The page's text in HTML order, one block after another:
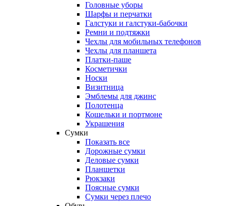
Головные уборы
Шарфы и перчатки
Галстуки и галстуки-бабочки
Ремни и подтяжки
Чехлы для мобильных телефонов
Чехлы для планшета
Платки-паше
Косметички
Носки
Визитница
Эмблемы для джинс
Полотенца
Кошельки и портмоне
Украшения
Сумки
Показать все
Дорожные сумки
Деловые сумки
Планшетки
Рюкзаки
Поясные сумки
Сумки через плечо